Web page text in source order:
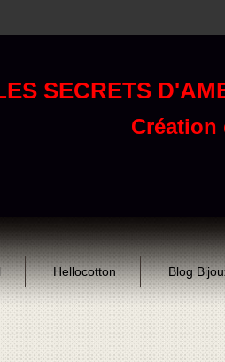
SECRETS
Création
Hellocotton Blog